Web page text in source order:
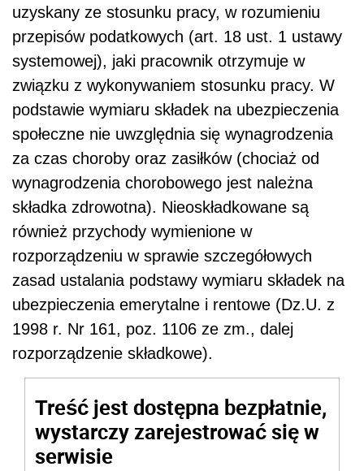
uzyskany ze stosunku pracy, w rozumieniu
przepisów podatkowych (art. 18 ust. 1 ustawy
systemowej), jaki pracownik otrzymuje w
związku z wykonywaniem stosunku pracy. W
podstawie wymiaru składek na ubezpieczenia
społeczne nie uwzględnia się wynagrodzenia
za czas choroby oraz zasiłków (chociaż od
wynagrodzenia chorobowego jest należna
składka zdrowotna). Nieoskładkowane są
również przychody wymienione w
rozporządzeniu w sprawie szczegółowych
zasad ustalania podstawy wymiaru składek na
ubezpieczenia emerytalne i rentowe (Dz.U. z
1998 r. Nr 161, poz. 1106 ze zm., dalej
rozporządzenie składkowe).
Treść jest dostępna bezpłatnie,
wystarczy zarejestrować się w
serwisie